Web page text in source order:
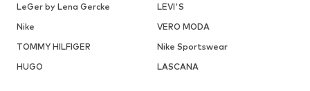
LeGer by Lena Gercke
LEVI'S
Nike
VERO MODA
TOMMY HILFIGER
Nike Sportswear
HUGO
LASCANA